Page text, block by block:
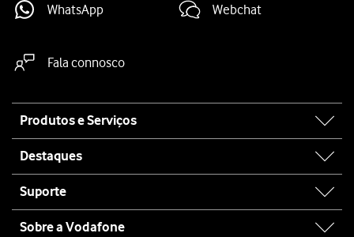
WhatsApp Webchat
Fala connosco
map
Produtos e Serviços
Destaques
Suporte
Sobre a Vodafone